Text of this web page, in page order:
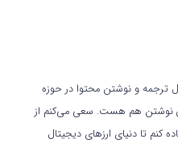
آنالیست سابقه بیش از 4 سال ترجمه و نوشتن محتوا در حوزه
نوشتن هم هست. سعی می‌کنم از
کنم تا دنیای ارزهای دیجیتال